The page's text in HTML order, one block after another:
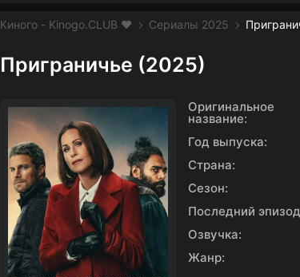
Киного - Kinogo.CLUB ❤️ Сериалы 2025
Приграничье (2025)
Оригинальное
название:
Год выпуска:
Страна:
Сезон:
Последний
Озвучка:
Жанр: